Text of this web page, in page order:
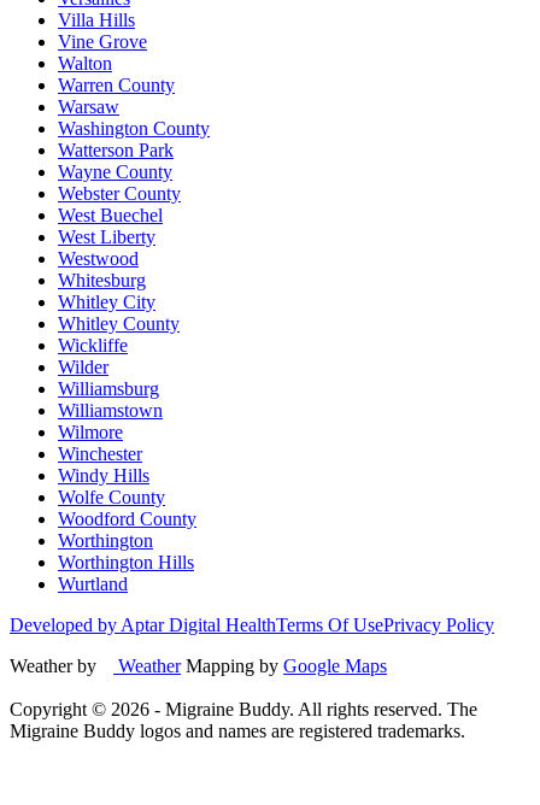
Villa Hills
Vine Grove
Walton
Warren County
Warsaw
Washington County
Watterson Park
Wayne County
Webster County
West Buechel
West Liberty
Westwood
Whitesburg
Whitley City
Whitley County
Wickliffe
Wilder
Williamsburg
Williamstown
Wilmore
Winchester
Windy Hills
Wolfe County
Woodford County
Worthington
Worthington Hills
Wurtland
Developed by Aptar Digital HealthTerms Of UsePrivacy Policy
Weather by
WeatherMapping by Google Maps
Copyright © 2026 - Migraine Buddy. All rights reserved. The
Migraine Buddy logos and names are registered trademarks.